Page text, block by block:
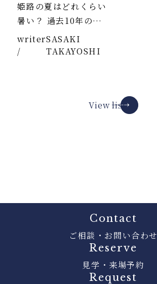
姫路の夏はどれくらい
暑い？ 過去10年のデ
ータより
writer
/
SASAKI
TAKAYOSHI
View list
Contact
ご相談・お問い合わせ
Reserve
見学・来場予約
Request